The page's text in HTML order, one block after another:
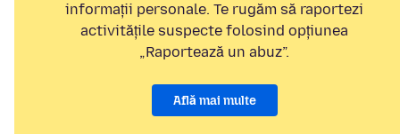
informații personale. Te rugăm să raportezi
activitățile suspecte folosind opțiunea
„Raportează un abuz”.
Află mai multe